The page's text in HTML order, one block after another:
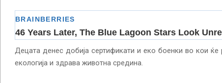
Децата денес добија сертификати и еко боенки во кои ќе
екологија и здрава животна средина.